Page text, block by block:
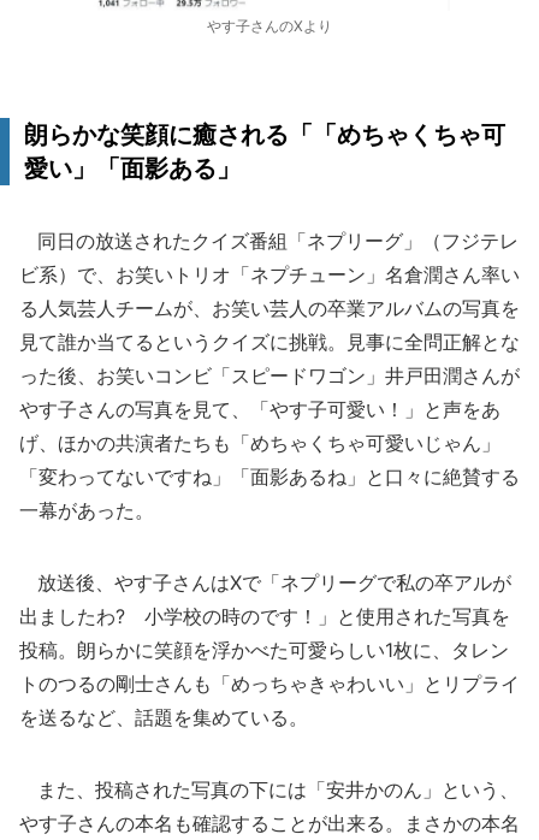
やす子さんのXより
朗らかな笑顔に癒される「「めちゃくちゃ可
愛い」「面影ある」
同日の放送されたクイズ番組「ネプリーグ」（フジテレ
ビ系）で、お笑いトリオ「ネプチューン」名倉潤さん率い
る人気芸人チームが、お笑い芸人の卒業アルバムの写真を
見て誰か当てるというクイズに挑戦。見事に全問正解とな
った後、お笑いコンビ「スピードワゴン」井戸田潤さんが
やす子さんの写真を見て、「やす子可愛い！」と声をあ
げ、ほかの共演者たちも「めちゃくちゃ可愛いじゃん」
「変わってないですね」「面影あるね」と口々に絶賛する
一幕があった。
放送後、やす子さんはXで「ネプリーグで私の卒アルが
出ましたわ? 小学校の時のです！」と使用された写真を
投稿。朗らかに笑顔を浮かべた可愛らしい1枚に、タレン
トのつるの剛士さんも「めっちゃきゃわいい」とリプライ
を送るなど、話題を集めている。
また、投稿された写真の下には「安井かのん」という、
やす子さんの本名も確認することが出来る。まさかの本名